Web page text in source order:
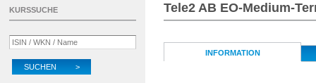
Tele2 AB EO-Medium-
INFORMATION
KURSSUCHE
SUCHEN >